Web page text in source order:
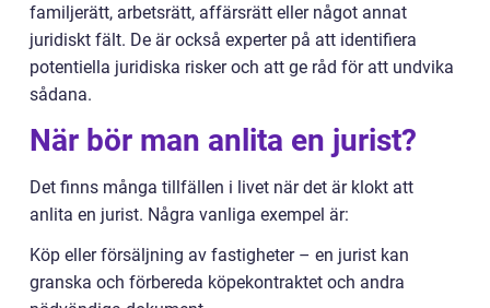
familjerätt, arbetsrätt, affärsrätt eller något annat
juridiskt fält. De är också experter på att identifiera
potentiella juridiska risker och att ge råd för att undvika
sådana.
När bör man anlita en jurist?
Det finns många tillfällen i livet när det är klokt att
anlita en jurist. Några vanliga exempel är:
Köp eller försäljning av fastigheter – en jurist kan
granska och förbereda köpekontraktet och andra